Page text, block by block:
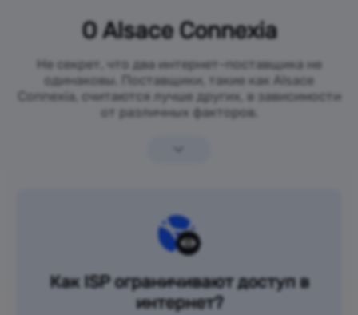
О Alsace Connexia
Не секрет, что два интернет-поставщика не
одинаковы. Поставщики, такие как Alsace
Connexia, считаются лучше других, в зависимости
от различных факторов.
Как ISP ограничивают доступ в
интернет?